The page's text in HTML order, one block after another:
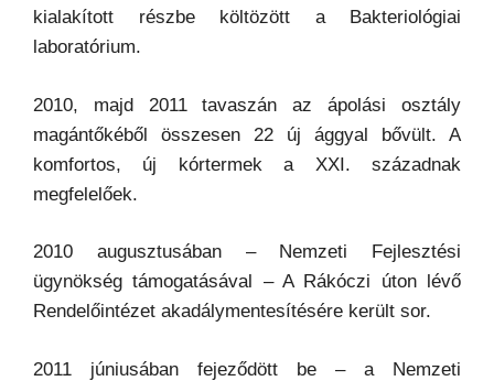
kialakított részbe költözött a Bakteriológiai
laboratórium.
2010, majd 2011 tavaszán az ápolási osztály
magántőkéből összesen 22 új ággyal bővült. A
komfortos, új kórtermek a XXI. századnak
megfelelőek.
2010 augusztusában – Nemzeti Fejlesztési
ügynökség támogatásával – A Rákóczi úton lévő
Rendelőintézet akadálymentesítésére került sor.
2011 júniusában fejeződött be – a Nemzeti